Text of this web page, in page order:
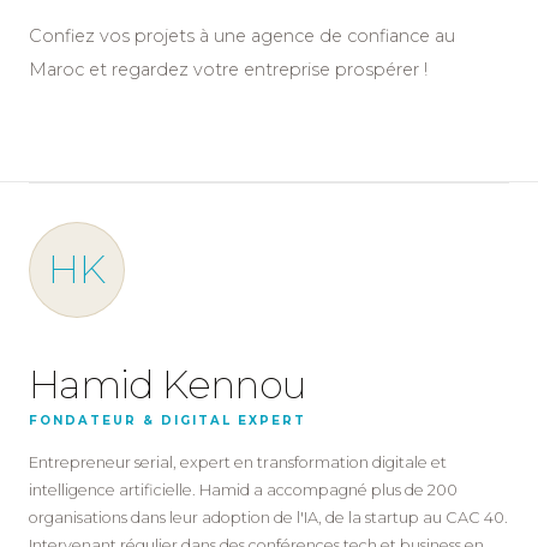
Confiez vos projets à une agence de confiance au
Maroc et regardez votre entreprise prospérer !
HK
Hamid Kennou
FONDATEUR & DIGITAL EXPERT
Entrepreneur serial, expert en transformation digitale et
intelligence artificielle. Hamid a accompagné plus de 200
organisations dans leur adoption de l'IA, de la startup au CAC 40.